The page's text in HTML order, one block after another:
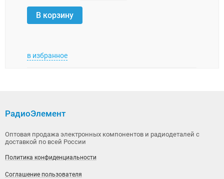
В корзину
в избранное
РадиоЭлемент
Оптовая продажа электронных компонентов и радиодеталей с
доставкой по всей России
Политика конфиденциальности
Соглашение пользователя